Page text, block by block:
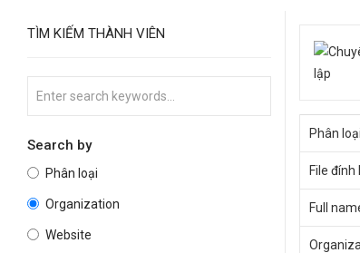
TÌM KIẾM THÀNH VIÊN
Search by
Phân loại
Organization
Website
Phân loại
File đính
Full